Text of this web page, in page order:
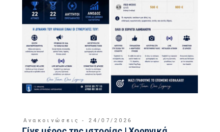
Ανακοινώσεις 24/07/2026